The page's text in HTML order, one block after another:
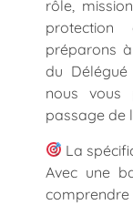
rôle,
préparons
du
nous vous
passage de
La
Avec une